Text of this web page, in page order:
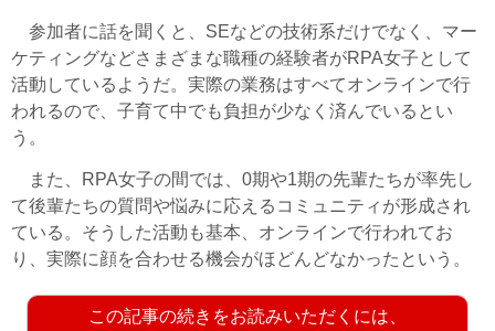
参加者に話を聞くと、SEなどの技術系だけでなく、マー
ケティングなどさまざまな職種の経験者がRPA女子として
活動しているようだ。実際の業務はすべてオンラインで行
われるので、子育て中でも負担が少なく済んでいるとい
う。
また、RPA女子の間では、0期や1期の先輩たちが率先し
て後輩たちの質問や悩みに応えるコミュニティが形成され
ている。そうした活動も基本、オンラインで行われてお
り、実際に顔を合わせる機会がほどんどなかったという。
この記事の続きをお読みいただくには、